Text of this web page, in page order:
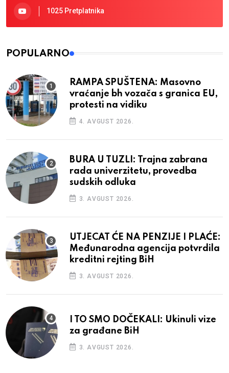
1025 Pretplatnika
POPULARNO
RAMPA SPUŠTENA: Masovno
vraćanje bh vozača s granica EU,
protesti na vidiku
4. AVGUST 2026.
BURA U TUZLI: Trajna zabrana
rada univerzitetu, provedba
sudskih odluka
3. AVGUST 2026.
UTJECAT ĆE NA PENZIJE I PLAĆE:
Međunarodna agencija potvrdila
kreditni rejting BiH
3. AVGUST 2026.
I TO SMO DOČEKALI: Ukinuli vize
za građane BiH
3. AVGUST 2026.